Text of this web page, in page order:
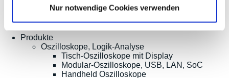
Nur notwendige Cookies verwenden
* Alle Preise inkl. MwSt. |zzgl. Versandkosten| ©
Produkte
Oszilloskope, Logik-Analyse
Tisch-Oszilloskope mit Display
Modular-Oszilloskope, USB, LAN, SoC
Handheld Oszilloskope